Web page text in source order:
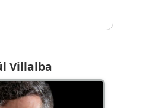
Villalba